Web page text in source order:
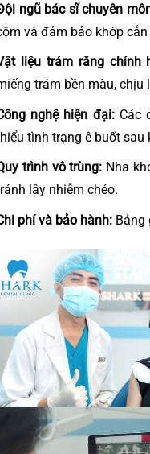
ngũ bác sĩ chuyên
và đảm bảo khớp cắn
liệu trám răng chính
trám bền màu,
nghệ hiện đại:Các
tình trạng ê buốt sau
trình vô trùng: Nha
lây nhiễm chéo.
phí và bảo hành: Bảng